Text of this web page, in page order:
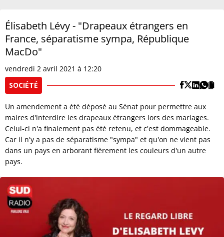
Élisabeth Lévy - "Drapeaux étrangers en
France, séparatisme sympa, République
MacDo"
vendredi 2 avril 2021 à 12:20
SOCIÉTÉ
Un amendement a été déposé au Sénat pour permettre aux
maires d'interdire les drapeaux étrangers lors des mariages.
Celui-ci n'a finalement pas été retenu, et c'est dommageable.
Car il n'y a pas de séparatisme "sympa" et qu'on ne vient pas
dans un pays en arborant fièrement les couleurs d'un autre
pays.